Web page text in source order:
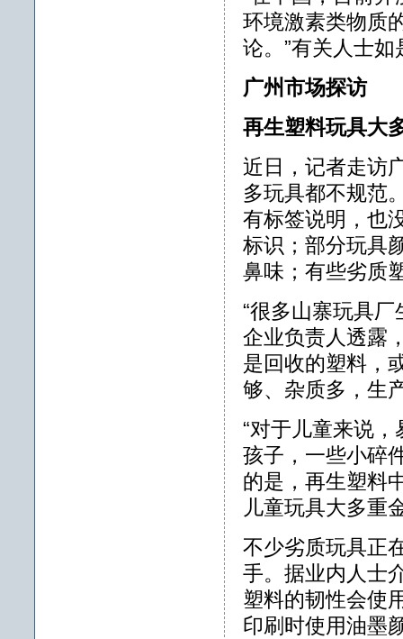
环境激素类物质
论。”有关人士如
广州市场探访
再生塑料玩具大
近日，记者走访
多玩具都不规范
有标签说明，也
标识；部分玩具
鼻味；有些劣质
“很多山寨玩具
企业负责人透露
是回收的塑料，
够、杂质多，生
“对于儿童来说
孩子，一些小碎
的是，再生塑料
儿童玩具大多重
不少劣质玩具正
手。据业内人士
塑料的韧性会使
印刷时使用油墨